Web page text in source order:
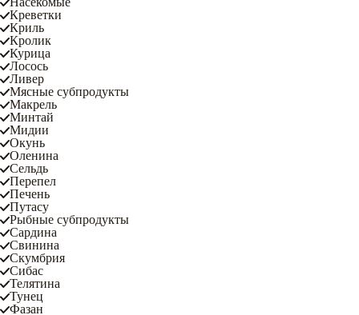
Креветки
Криль
Кролик
Курица
Лосось
Ливер
Мясные субпродукты
Макрель
Минтай
Мидии
Окунь
Оленина
Сельдь
Перепел
Печень
Путасу
Рыбные субпродукты
Сардина
Свинина
Скумбрия
Сибас
Телятина
Тунец
Фазан